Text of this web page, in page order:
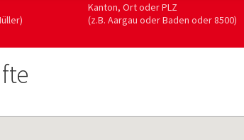
Kanton, Ort oder PLZ
(z.B. Aargau oder Baden oder 8500)